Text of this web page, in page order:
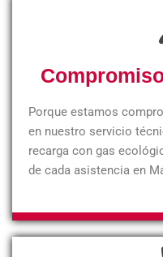
Porque estamos
en nuestro servicio
recarga con gas
de cada asistencia en